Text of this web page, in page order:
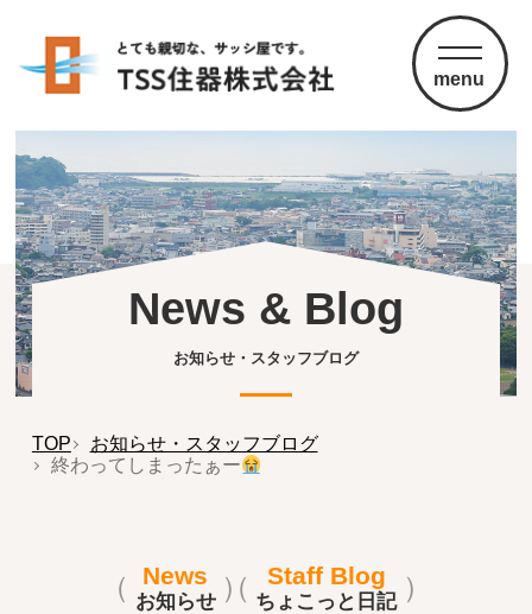
menu
News & Blog
お知らせ・スタッフブログ
TOP
お知らせ・スタッフブログ
終わってしまったぁー
News
お知らせ
Staff Blog
ちょこっと日記